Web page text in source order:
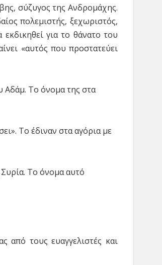
σύζυγος της Ανδρομάχης.
πολεμιστής, ξεχωριστός,
για το θάνατο του
«αυτός που προστατεύει
Αδάμ. Το όνο­μα της στα
Το έδιναν στα αγόρια με
Το όνομα αυτό
από τους ευαγγελιστές και